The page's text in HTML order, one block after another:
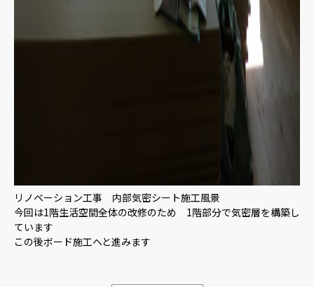
リノベーション工事 内部気密シート施工風景
今回は1階生活空間全体の改修のため 1階部分で気密層を構築し
ています
この後ボード施工へと進みます